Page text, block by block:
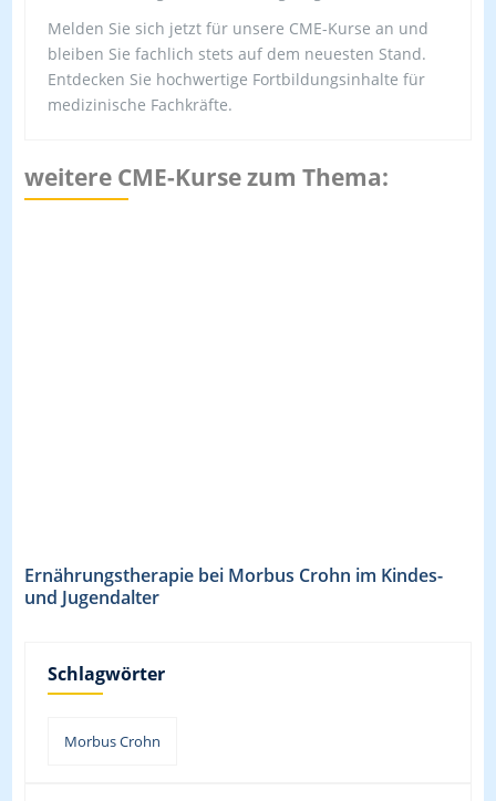
Melden Sie sich jetzt für unsere CME-Kurse an und
bleiben Sie fachlich stets auf dem neuesten Stand.
Entdecken Sie hochwertige Fortbildungsinhalte für
medizinische Fachkräfte.
weitere CME-Kurse zum Thema:
Ernährungstherapie bei Morbus Crohn im Kindes-
und Jugendalter
Schlagwörter
Morbus Crohn